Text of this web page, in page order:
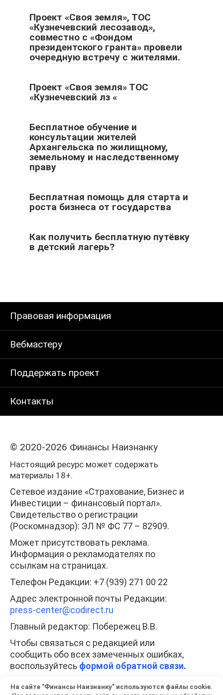
Проект «Своя земля», ТОС
«Кузнечевский лесозавод»,
совместно с «Фондом
президентского гранта» провели
очередную встречу с жителями.
Проект «Своя земля» ТОС
«Кузнечевский лз «
Бесплатное обучение и
консультации жителей
Архангельска по жилищному,
земельному и наследственному
праву
Бесплатная помощь для старта и
роста бизнеса от государства
Как получить бесплатную путёвку
в детский лагерь?
Правовая информация
Вебмастеру
Поддержать проект
Контакты
© 2020-2026 Финансы Наизнанку
Настоящий ресурс может содержать
материалы 18+.
Сетевое издание «Страхование, Бизнес и
Инвестиции – финансовый портал».
Свидетельство о регистрации
(Роскомнадзор): ЭЛ № ФС 77 – 82909.
Может присутствовать реклама.
Информация о рекламодателях по
ссылкам на страницах.
Телефон Редакции: +7 (939) 271 00 22
Адрес электронной почты Редакции:
press-center@codirect.ru
Главный редактор: Побережец В.В.
Чтобы связаться с редакцией или
сообщить обо всех замеченных ошибках,
воспользуйтесь формой обратной связи.
При полном или частичном использовании
На сайте "Финансы Наизнанку" используются файлы cookie.